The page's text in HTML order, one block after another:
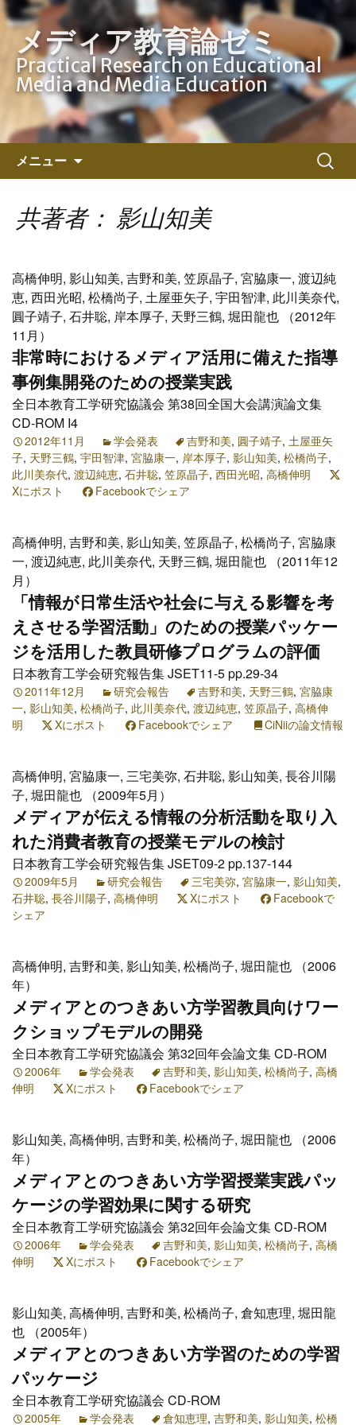
メディア教育論ゼミ
Practical Research on Educational
Media and Media Education
メニュー
ン
ツ
キ
ッ
プ
検
索:
共著者： 影山知美
高橋伸明, 影山知美, 吉野和美, 笠原晶子, 宮脇康一, 渡辺純
恵, 西田光昭, 松橋尚子, 土屋亜矢子, 宇田智津, 此川美奈代,
圓子靖子, 石井聡, 岸本厚子, 天野三鶴, 堀田龍也 （2012年
11月）
非常時におけるメディア活用に備えた指導
事例集開発のための授業実践
全日本教育工学研究協議会 第38回全国大会講演論文集
CD-ROM I4
2012年11月 学会発表 吉野和美, 圓子靖子, 土屋亜矢
子, 天野三鶴, 宇田智津, 宮脇康一, 岸本厚子, 影山知美, 松橋尚子,
此川美奈代, 渡辺純恵, 石井聡, 笠原晶子, 西田光昭, 高橋伸明
Xにポスト
Facebookでシェア
高橋伸明, 吉野和美, 影山知美, 笠原晶子, 松橋尚子, 宮脇康
一, 渡辺純恵, 此川美奈代, 天野三鶴, 堀田龍也 （2011年12
月）
「情報が日常生活や社会に与える影響を考
えさせる学習活動」のための授業パッケー
ジを活用した教員研修プログラムの評価
日本教育工学会研究報告集 JSET11-5 pp.29-34
2011年12月 研究会報告 吉野和美, 天野三鶴, 宮脇康
一, 影山知美, 松橋尚子, 此川美奈代, 渡辺純恵, 笠原晶子, 高橋伸
明
Xにポスト Facebookでシェア CiNiiの論文情報
高橋伸明, 宮脇康一, 三宅美弥, 石井聡, 影山知美, 長谷川陽
子, 堀田龍也 （2009年5月）
メディアが伝える情報の分析活動を取り入
れた消費者教育の授業モデルの検討
日本教育工学会研究報告集 JSET09-2 pp.137-144
2009年5月 研究会報告 三宅美弥, 宮脇康一, 影山知美,
石井聡, 長谷川陽子, 高橋伸明 Xにポスト
Facebookで
シェア
高橋伸明, 吉野和美, 影山知美, 松橋尚子, 堀田龍也 （2006
年）
メディアとのつきあい方学習教員向けワー
クショップモデルの開発
全日本教育工学研究協議会 第32回年会論文集 CD-ROM
2006年 学会発表 吉野和美, 影山知美, 松橋尚子, 高橋
伸明
Xにポスト Facebookでシェア
影山知美, 高橋伸明, 吉野和美, 松橋尚子, 堀田龍也 （2006
年）
メディアとのつきあい方学習授業実践パッ
ケージの学習効果に関する研究
全日本教育工学研究協議会 第32回年会論文集 CD-ROM
2006年 学会発表 吉野和美, 影山知美, 松橋尚子, 高橋
伸明
Xにポスト Facebookでシェア
影山知美, 高橋伸明, 吉野和美, 松橋尚子, 倉知恵理, 堀田龍
也 （2005年）
メディアとのつきあい方学習のための学習
パッケージ
全日本教育工学研究協議会 CD-ROM
2005年 学会発表 倉知恵理, 吉野和美, 影山知美, 松橋